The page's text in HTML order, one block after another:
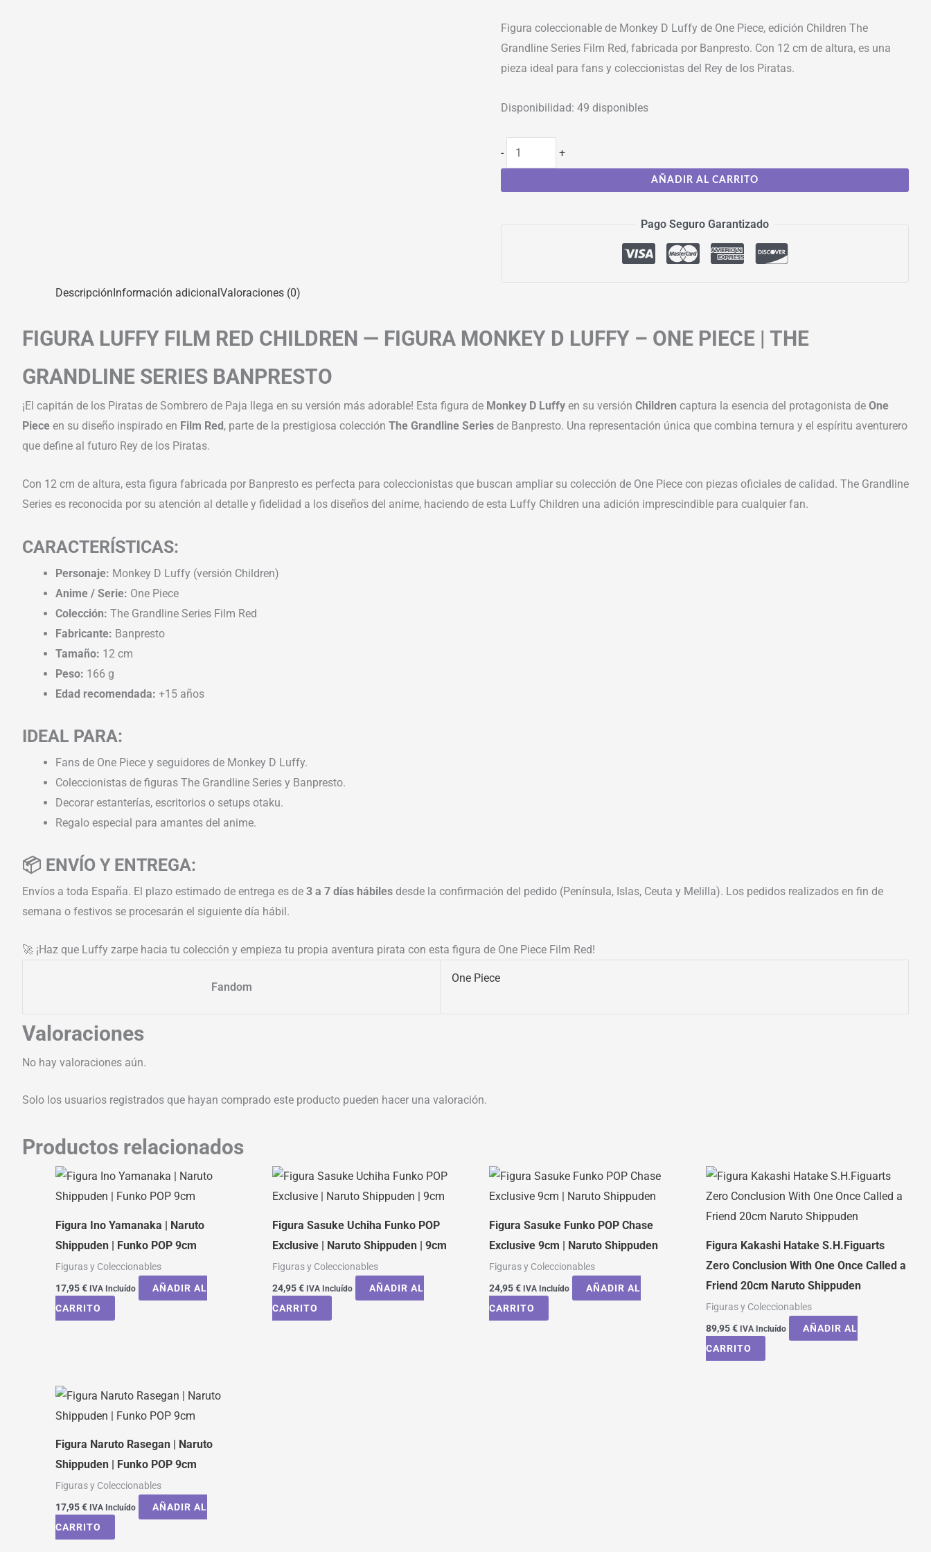
Figura coleccionable de Monkey D Luffy de One Piece, edición Children The
Grandline Series Film Red, fabricada por Banpresto. Con 12 cm de altura, es una
pieza ideal para fans y coleccionistas del Rey de los Piratas.
Disponibilidad: 49 disponibles
- +
AÑADIR AL CARRITO
Pago Seguro Garantizado
DescripciónInformación adicionalValoraciones (0)
FIGURA LUFFY FILM RED CHILDREN — FIGURA MONKEY D LUFFY – ONE PIECE | THE
GRANDLINE SERIES BANPRESTO
¡El capitán de los Piratas de Sombrero de Paja llega en su versión más adorable! Esta figura de Monkey D Luffy en su versión Children captura la esencia del protagonista de One
Piece en su diseño inspirado en Film Red, parte de la prestigiosa colección The Grandline Series de Banpresto. Una representación única que combina ternura y el espíritu aventurero
que define al futuro Rey de los Piratas.
Con 12 cm de altura, esta figura fabricada por Banpresto es perfecta para coleccionistas que buscan ampliar su colección de One Piece con piezas oficiales de calidad. The Grandline
Series es reconocida por su atención al detalle y fidelidad a los diseños del anime, haciendo de esta Luffy Children una adición imprescindible para cualquier fan.
CARACTERÍSTICAS:
Personaje: Monkey D Luffy (versión Children)
Anime / Serie: One Piece
Colección: The Grandline Series Film Red
Fabricante: Banpresto
Tamaño: 12 cm
Peso: 166 g
Edad recomendada: +15 años
IDEAL PARA:
Fans de One Piece y seguidores de Monkey D Luffy.
Coleccionistas de figuras The Grandline Series y Banpresto.
Decorar estanterías, escritorios o setups otaku.
Regalo especial para amantes del anime.
📦 ENVÍO Y ENTREGA:
Envíos a toda España. El plazo estimado de entrega es de 3 a 7 días hábiles desde la confirmación del pedido (Península, Islas, Ceuta y Melilla). Los pedidos realizados en fin de
semana o festivos se procesarán el siguiente día hábil.
🚀 ¡Haz que Luffy zarpe hacia tu colección y empieza tu propia aventura pirata con esta figura de One Piece Film Red!
Fandom
One Piece
Valoraciones
No hay valoraciones aún.
Solo los usuarios registrados que hayan comprado este producto pueden hacer una valoración.
Productos relacionados
Figura Ino Yamanaka | Naruto
Shippuden | Funko POP 9cm
Figuras y Coleccionables
17,95€ IVA Incluído
AÑADIR AL
CARRITO
Figura Sasuke Uchiha Funko POP
Exclusive | Naruto Shippuden | 9cm
Figuras y Coleccionables
24,95€ IVA Incluído
AÑADIR AL
CARRITO
Figura Sasuke Funko POP Chase
Exclusive 9cm | Naruto Shippuden
Figuras y Coleccionables
24,95€ IVA Incluído
AÑADIR AL
CARRITO
Figura Kakashi Hatake S.H.Figuarts
Zero Conclusion With One Once Called a
Friend 20cm Naruto Shippuden
Figuras y Coleccionables
89,95€ IVA Incluído
AÑADIR AL
CARRITO
Figura Naruto Rasegan | Naruto
Shippuden | Funko POP 9cm
Figuras y Coleccionables
17,95€ IVA Incluído
AÑADIR AL
CARRITO